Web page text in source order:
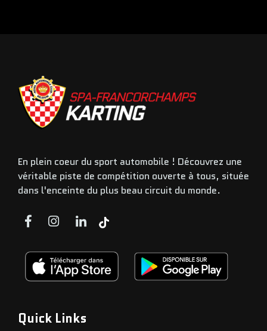
En plein coeur du sport automobile ! Découvrez une
véritable piste de compétition ouverte à tous, située
dans l'enceinte du plus beau circuit du monde.
Quick Links